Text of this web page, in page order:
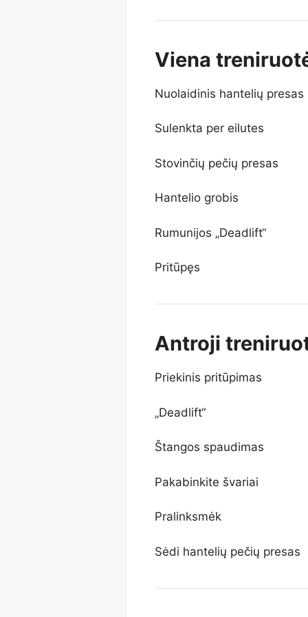
Viena
Nuolaidinis hantelių presas
Sulenkta per eilutes
Stovinčių pečių presas
Hantelio grobis
Rumunijos „Deadlift“
Pritūpęs
Antroji
Priekinis pritūpimas
„Deadlift“
Štangos spaudimas
Pakabinkite švariai
Pralinksmėk
Sėdi hantelių pečių presas